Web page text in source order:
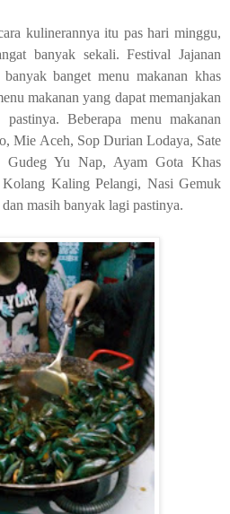
kulinerannya itu pas hari minggu,
banyak sekali. Festival Jajanan
banget menu makanan khas
makanan yang dapat memanjakan
Beberapa menu makanan
Mie Aceh, Sop Durian Lodaya, Sate
Gudeg Yu Nap, Ayam Gota Khas
Kaling Pelangi, Nasi Gemuk
masih banyak lagi pastinya.